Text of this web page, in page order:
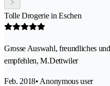
Tolle Drogerie in Eschen
Grosse Auswahl, freundliches
empfehlen, M.Dettwiler
Feb. 2018• Anonymous user